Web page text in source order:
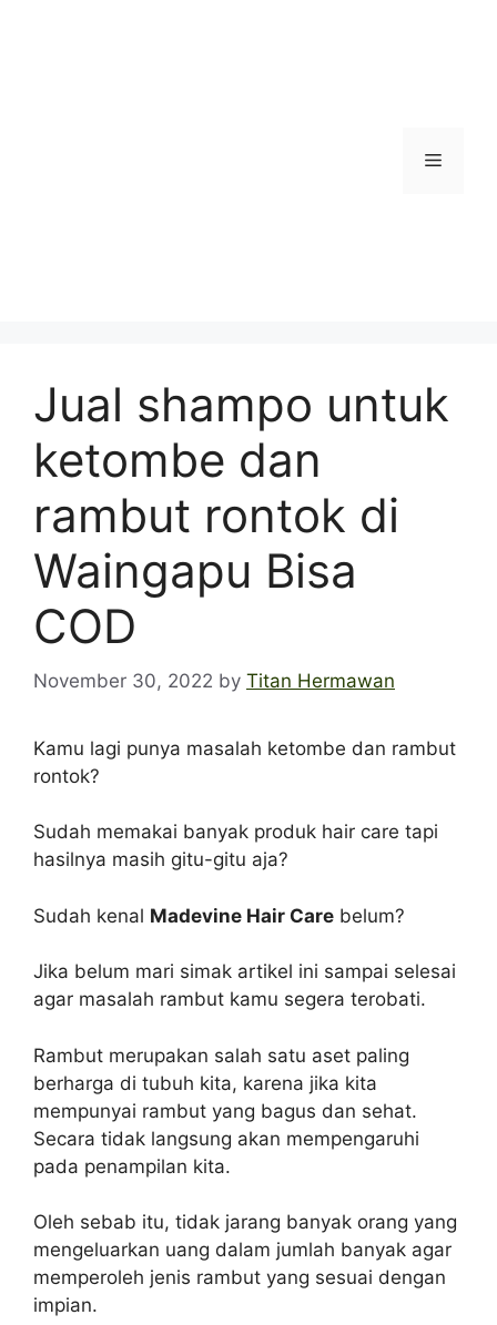
Menu
Jual shampo untuk
ketombe dan
rambut rontok di
Waingapu Bisa
COD
November 30, 2022 by Titan Hermawan
Kamu lagi punya masalah ketombe dan rambut
rontok?
Sudah memakai banyak produk hair care tapi
hasilnya masih gitu-gitu aja?
Sudah kenal Madevine Hair Care belum?
Jika belum mari simak artikel ini sampai selesai
agar masalah rambut kamu segera terobati.
Rambut merupakan salah satu aset paling
berharga di tubuh kita, karena jika kita
mempunyai rambut yang bagus dan sehat.
Secara tidak langsung akan mempengaruhi
pada penampilan kita.
Oleh sebab itu, tidak jarang banyak orang yang
mengeluarkan uang dalam jumlah banyak agar
memperoleh jenis rambut yang sesuai dengan
impian.